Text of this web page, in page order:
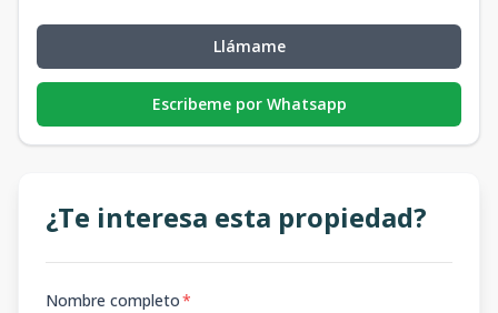
Llámame
Escribeme por Whatsapp
¿Te interesa esta propiedad?
Nombre completo*